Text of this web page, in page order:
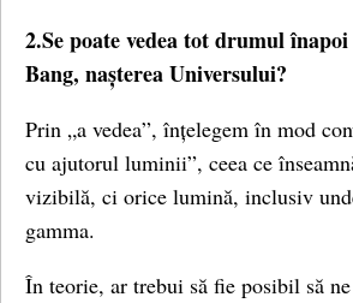
2.Se poate vedea tot drumul
Bang, nașterea Universului?
Prin „a vedea”, înțelegem în mod
cu ajutorul luminii”, ceea ce
vizibilă, ci orice lumină, inclusiv
gamma.
În teorie, ar trebui să fie posibil să